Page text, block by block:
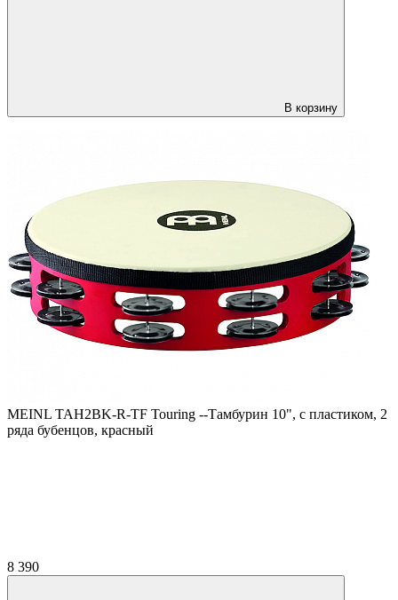
В корзину
MEINL TAH2BK-R-TF Touring --Тамбурин 10", с пластиком, 2
ряда бубенцов, красный
8 390